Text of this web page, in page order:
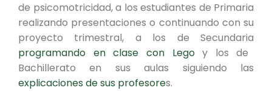
de psicomotricidad, a los estudiantes de Primaria
realizando presentaciones o continuando con su
proyecto trimestral, a los de Secundaria
programando en clase con Legoy los de
Bachillerato en sus aulas siguiendo las
explicaciones de sus profesores.